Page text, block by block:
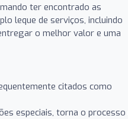
ter encontrado as
leque de serviços, incluindo
o melhor valor e uma
citados como
especiais, torna o processo